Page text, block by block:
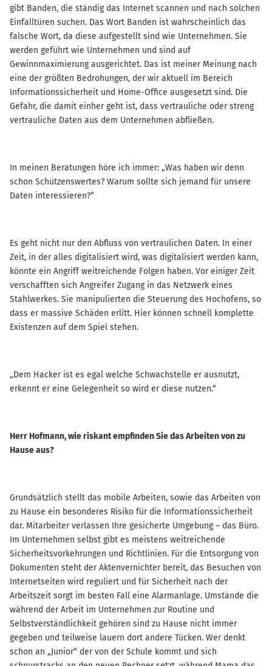
gibt Banden, die ständig das Internet scannen und nach solchen
Einfalltüren suchen. Das Wort Banden ist wahrscheinlich das
falsche Wort, da diese aufgestellt sind wie Unternehmen. Sie
werden geführt wie Unternehmen und sind auf
Gewinnmaximierung ausgerichtet. Das ist meiner Meinung nach
eine der größten Bedrohungen, der wir aktuell im Bereich
Informationssicherheit und Home-Office ausgesetzt sind. Die
Gefahr, die damit einher geht ist, dass vertrauliche oder streng
vertrauliche Daten aus dem Unternehmen abfließen.
In meinen Beratungen höre ich immer: „Was haben wir denn
schon Schützenswertes? Warum sollte sich jemand für unsere
Daten interessieren?“
Es geht nicht nur den Abfluss von vertraulichen Daten. In einer
Zeit, in der alles digitalisiert wird, was digitalisiert werden kann,
könnte ein Angriff weitreichende Folgen haben. Vor einiger Zeit
verschafften sich Angreifer Zugang in das Netzwerk eines
Stahlwerkes. Sie manipulierten die Steuerung des Hochofens, so
dass er massive Schäden erlitt. Hier können schnell komplette
Existenzen auf dem Spiel stehen.
„Dem Hacker ist es egal welche Schwachstelle er ausnutzt,
erkennt er eine Gelegenheit so wird er diese nutzen.“
Herr Hofmann, wie riskant empfinden Sie das Arbeiten von zu
Hause aus?
Grundsätzlich stellt das mobile Arbeiten, sowie das Arbeiten von
zu Hause ein besonderes Risiko für die Informationssicherheit
dar. Mitarbeiter verlassen Ihre gesicherte Umgebung – das Büro.
Im Unternehmen selbst gibt es meistens weitreichende
Sicherheitsvorkehrungen und Richtlinien. Für die Entsorgung von
Dokumenten steht der Aktenvernichter bereit, das Besuchen von
Internetseiten wird reguliert und für Sicherheit nach der
Arbeitszeit sorgt im besten Fall eine Alarmanlage. Umstände die
während der Arbeit im Unternehmen zur Routine und
Selbstverständlichkeit gehören sind zu Hause nicht immer
gegeben und teilweise lauern dort andere Tücken. Wer denkt
schon an „Junior“ der von der Schule kommt und sich